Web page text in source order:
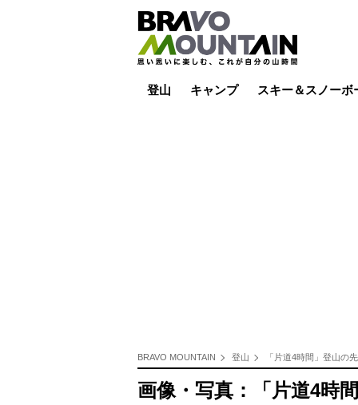
登山 キャンプ スキー＆スノーボ
BRAVO MOUNTAIN 登山 「片道4時間」登山の
画像・写真：「片道4時